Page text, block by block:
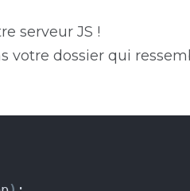
serveur JS !
votre dossier qui